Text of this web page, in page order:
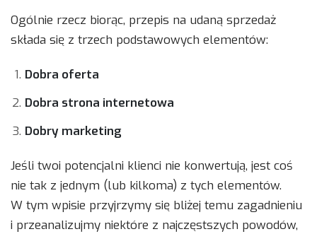
Ogólnie rzecz biorąc, przepis na udaną sprzedaż
składa się z trzech podstawowych elementów:
Dobra oferta
Dobra strona internetowa
Dobry marketing
Jeśli twoi potencjalni klienci nie konwertują, jest coś
nie tak z jednym (lub kilkoma) z tych elementów.
W tym wpisie przyjrzymy się bliżej temu zagadnieniu
i przeanalizujmy niektóre z najczęstszych powodów,